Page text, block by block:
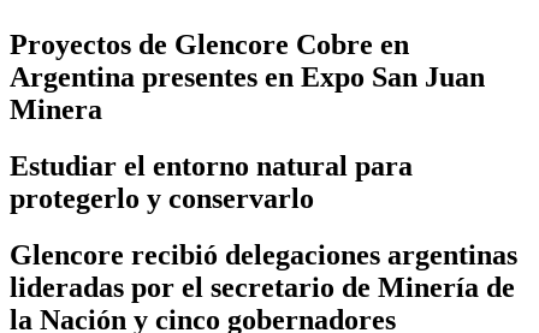
Proyectos de Glencore Cobre en
Argentina presentes en Expo San Juan
Minera
Estudiar el entorno natural para
protegerlo y conservarlo
Glencore recibió delegaciones argentinas
lideradas por el secretario de Minería de
la Nación y cinco gobernadores